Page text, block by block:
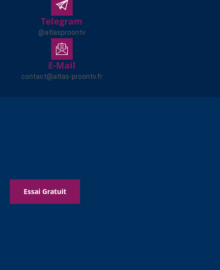
Telegram
@atlasproontv
E-Mail
contact@atlas-proontv.fr
Essai Gratuit